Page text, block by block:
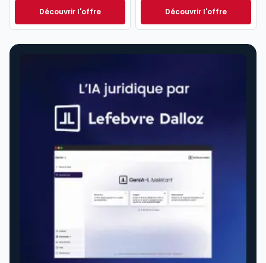
Découvrir l'offreNavis Fiscal à partir de
Dès
Découvrir l'offreNavis Comptable
Dès